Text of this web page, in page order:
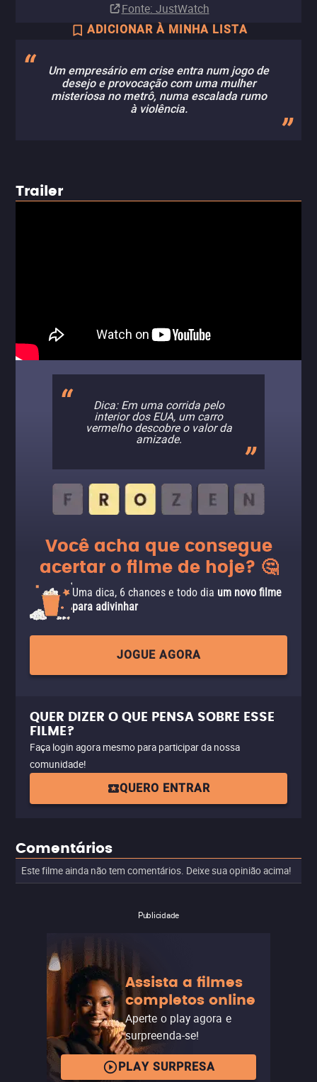
Fonte: JustWatch
ADICIONAR À MINHA LISTA
Um empresário em crise entra num jogo de
desejo e provocação com uma mulher
misteriosa no metrô, numa escalada rumo
à violência.
Trailer
Dica: Em uma corrida pelo
interior dos EUA, um carro
vermelho descobre o valor da
amizade.
Você acha que consegue
acertar o filme de hoje? 🤔
Uma dica, 6 chances e todo dia um novo filme
para adivinhar
JOGUE AGORA
QUER DIZER O QUE PENSA SOBRE ESSE
FILME?
Faça login agora mesmo para participar da nossa
comunidade!
QUERO ENTRAR
Comentários
Este filme ainda não tem comentários. Deixe sua opinião acima!
Publicidade
Assista a filmes
completos online
Aperte o play agora e
surpreenda-se!
PLAY SURPRESA